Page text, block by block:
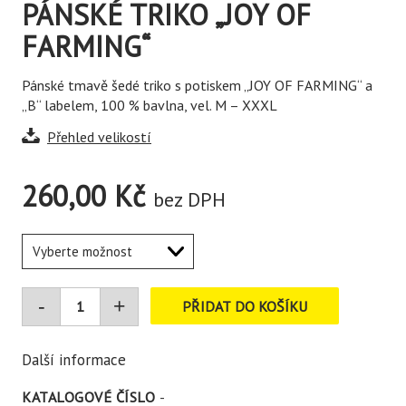
PÁNSKÉ TRIKO „JOY OF
FARMING“
Pánské tmavě šedé triko s potiskem „JOY OF FARMING“ a
„B“ labelem, 100 % bavlna, vel. M – XXXL
Přehled velikostí
260,00 Kč bez DPH
PŘIDAT DO KOŠÍKU
Další informace
KATALOGOVÉ ČÍSLO -